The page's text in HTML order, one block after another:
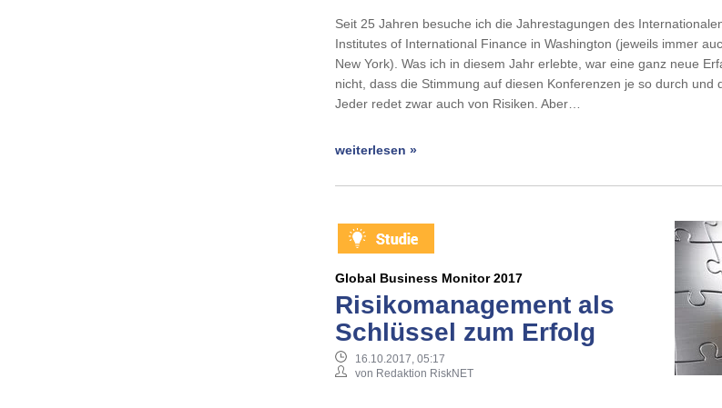
Seit 25 Jahren besuche ich die Jahrestagungen des
Institutes of International Finance in Washington (jeweils immer
New York). Was ich in diesem Jahr erlebte, war eine ganz neue
nicht, dass die Stimmung auf diesen Konferenzen je so durch und
Jeder redet zwar auch von Risiken. Aber…
weiterlesen »
Global Business Monitor 2017
Risikomanagement als
Schlüssel zum Erfolg
16.10.2017, 05:17
von Redaktion RiskNET